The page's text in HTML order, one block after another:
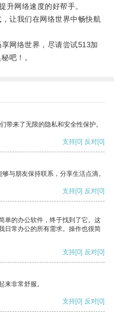
网络速度的好帮手。
我们在网络世界中畅快航
络世界，尽请尝试513加
吧！。
带来了无限的隐私和安全性保护。
支持[0] 反对[0]
与朋友保持联系，分享生活点滴。
支持[0] 反对[0]
单的办公软件，终于找到了它。这
日常办公的所有需求。操作也很简
支持[0] 反对[0]
来非常舒服。
支持[0] 反对[0]